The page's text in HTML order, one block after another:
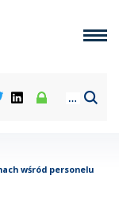
wśród personelu